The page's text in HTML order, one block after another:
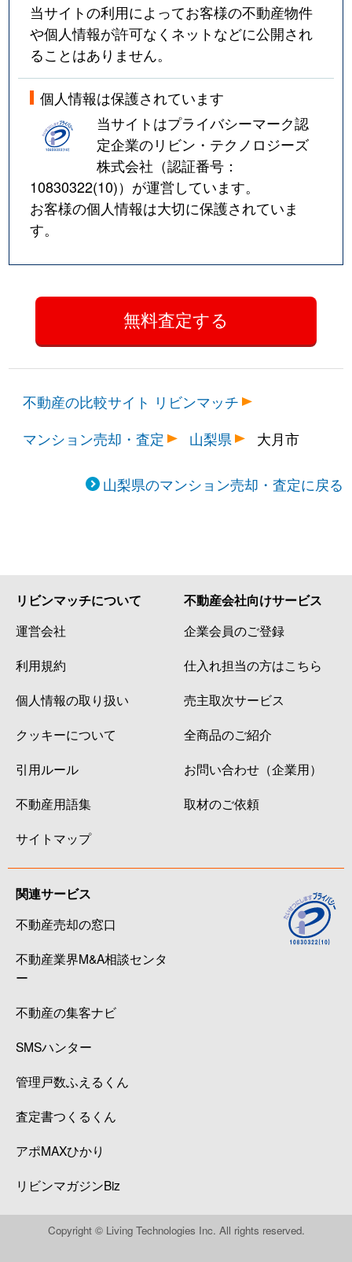
当サイトの利用によってお客様の不動産物件
や個人情報が許可なくネットなどに公開され
ることはありません。
個人情報は保護されています
当サイトはプライバシーマーク認
定企業のリビン・テクノロジーズ
株式会社（認証番号：
10830322(10)）が運営しています。
お客様の個人情報は大切に保護されていま
す。
不動産の比較サイト リビンマッチ
マンション売却・査定
山梨県 大月市
山梨県のマンション売却・査定に戻る
リビンマッチについて
運営会社
利用規約
個人情報の取り扱い
クッキーについて
引用ルール
不動産用語集
サイトマップ
不動産会社向けサービス
企業会員のご登録
仕入れ担当の方はこちら
売主取次サービス
全商品のご紹介
お問い合わせ（企業用）
取材のご依頼
関連サービス
不動産売却の窓口
不動産業界M&A相談センタ
ー
不動産の集客ナビ
SMSハンター
管理戸数ふえるくん
査定書つくるくん
アポMAXひかり
リビンマガジンBiz
Copyright © Living Technologies Inc. All rights reserved.